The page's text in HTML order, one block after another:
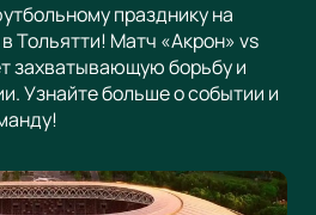
празднику на
Тольятти! Матч «Акрон» vs
захватывающую борьбу и
Узнайте больше о событии и